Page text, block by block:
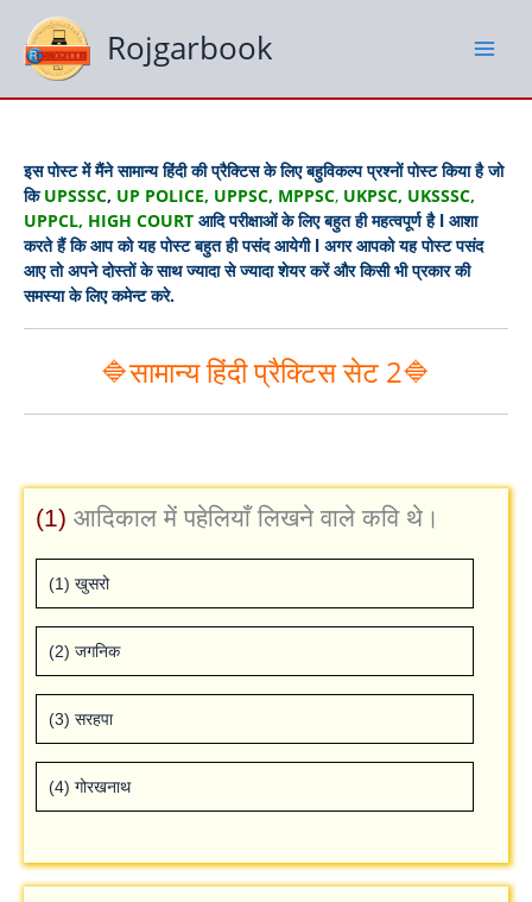
content
Rojgarbook
इस पोस्ट में मैंने सामान्य हिंदी की प्रैक्टिस के लिए बहुविकल्प प्रश्नों पोस्ट किया है जो
किUPSSSC, UP POLICE, UPPSC, MPPSC, UKPSC, UKSSSC,
UPPCL, HIGH COURT आदि परीक्षाओं के लिए बहुत ही महत्वपूर्ण है l आशा
करते हैं कि आप को यह पोस्ट बहुत ही पसंद आयेगी l अगर आपको यह पोस्ट पसंद
आए तो अपने दोस्तों के साथ ज्यादा से ज्यादा शेयर करें और किसी भी प्रकार की
समस्या के लिए कमेन्ट करे.
🔷सामान्य हिंदी प्रैक्टिस सेट 2🔷
(1) आदिकाल में पहेलियाँ लिखने वाले कवि थे।
(1) खुसरो
(2) जगनिक
(3) सरहपा
(4) गोरखनाथ